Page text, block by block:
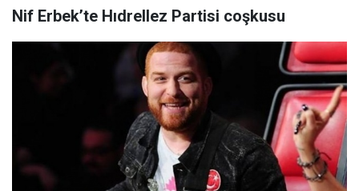
Nif Erbek’te Hıdrellez Partisi coşkusu